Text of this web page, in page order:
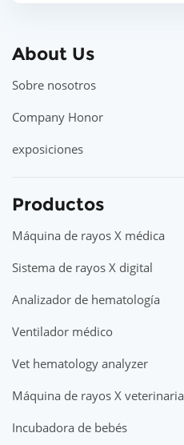
About Us
Sobre nosotros
Company Honor
exposiciones
Productos
Máquina de rayos X médica
Sistema de rayos X digital
Analizador de hematología
Ventilador médico
Vet hematology analyzer
Máquina de rayos X veterinaria
Incubadora de bebés